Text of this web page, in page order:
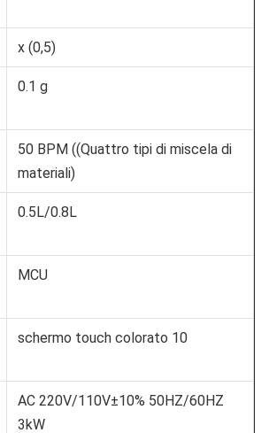
x (0,5)
0.1 g
50 BPM ((Quattro tipi di miscela di
materiali)
0.5L/0.8L
MCU
schermo touch colorato 10
AC 220V/110V±10% 50HZ/60HZ
3kW